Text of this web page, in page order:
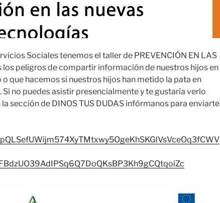
Sociales tenemos el taller de PREVENCIÓN EN LAS
los peligros de compartir información de nuestros hijos en
que hacemos si nuestros hijos han metido la pata en
no puedes asistir presencialmente y te gustaría verlo
sección de DINOS TUS DUDAS infórmanos para enviarte